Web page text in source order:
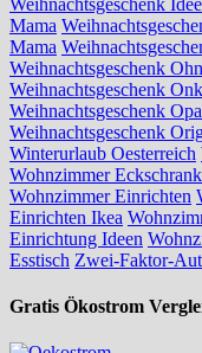
Mama
Mama
Weihnachtsgeschenk
Weihnachtsgeschenk
Weihnachtsgeschenk Opa
Weihnachtsgeschenk
Winterurlaub Oesterreich
Wohnzimmer Eckschrank
Wohnzimmer Einrichten
Einrichten Ikea
Einrichtung Ideen
Esstisch Zwei-Faktor-
Gratis Ökostrom